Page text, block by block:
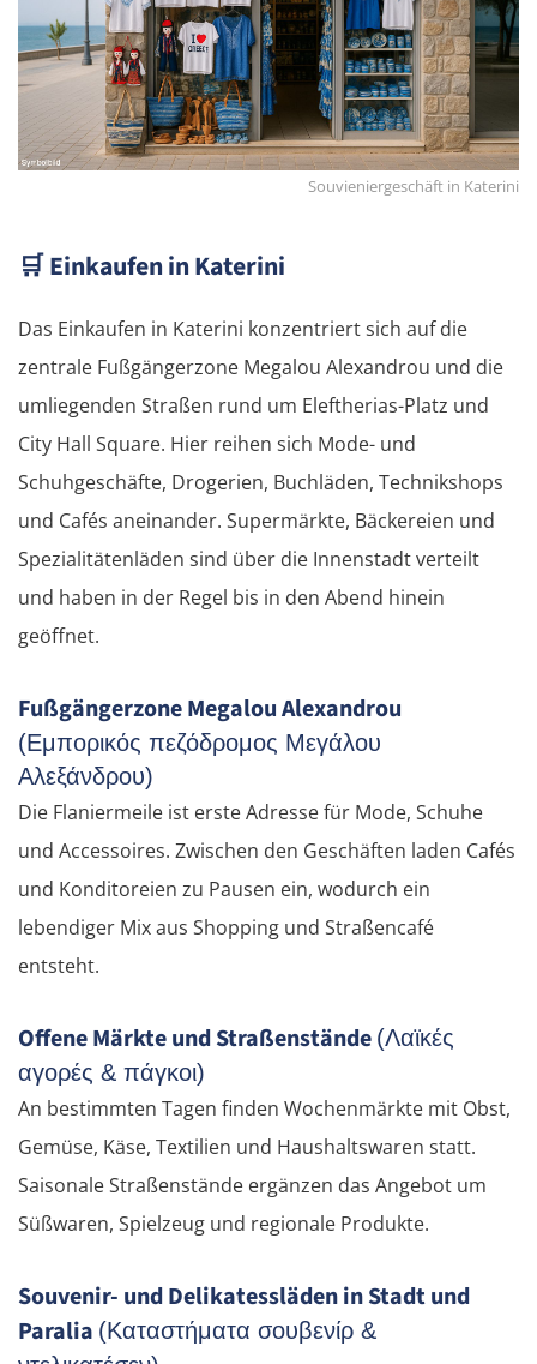
Souvieniergeschäft in Katerini
🛒Einkaufen in Katerini
Das Einkaufen in Katerini konzentriert sich auf die
zentrale Fußgängerzone Megalou Alexandrou und die
umliegenden Straßen rund um Eleftherias-Platz und
City Hall Square. Hier reihen sich Mode- und
Schuhgeschäfte, Drogerien, Buchläden, Technikshops
und Cafés aneinander. Supermärkte, Bäckereien und
Spezialitätenläden sind über die Innenstadt verteilt
und haben in der Regel bis in den Abend hinein
geöffnet.
Fußgängerzone Megalou Alexandrou
(Εμπορικός πεζόδρομος Μεγάλου
Αλεξάνδρου)
Die Flaniermeile ist erste Adresse für Mode, Schuhe
und Accessoires. Zwischen den Geschäften laden Cafés
und Konditoreien zu Pausen ein, wodurch ein
lebendiger Mix aus Shopping und Straßencafé
entsteht.
Offene Märkte und Straßenstände (Λαϊκές
αγορές & πάγκοι)
An bestimmten Tagen finden Wochenmärkte mit Obst,
Gemüse, Käse, Textilien und Haushaltswaren statt.
Saisonale Straßenstände ergänzen das Angebot um
Süßwaren, Spielzeug und regionale Produkte.
Souvenir- und Delikatessläden in Stadt und
Paralia (Καταστήματα σουβενίρ &